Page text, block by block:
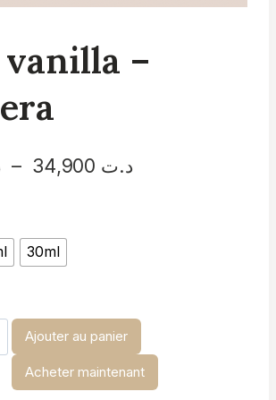
–
– د.تPlage
30ml
Ajouter au panier
Acheter maintenant